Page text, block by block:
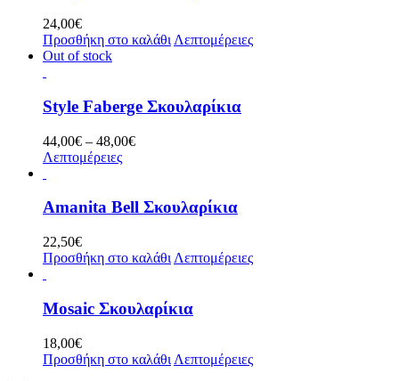
24,00€
Προσθήκη στο καλάθι Λεπτομέρειες
Out of stock
Style Faberge Σκουλαρίκια
44,00€ – 48,00€Price
48,00€
Λεπτομέρειες
Amanita Bell Σκουλαρίκια
22,50€
Προσθήκη στο καλάθι Λεπτομέρειες
Mosaic Σκουλαρίκια
18,00€
Προσθήκη στο καλάθι Λεπτομέρειες